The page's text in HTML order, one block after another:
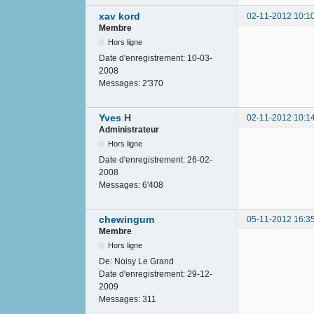
xav kord
02-11-2012
Membre
Hors ligne
Date d'enregistrement: 10-03-
2008
Messages: 2'370
Yves H
02-11-2012
Administrateur
Hors ligne
Date d'enregistrement: 26-02-
2008
Messages: 6'408
chewingum
05-11-2012
Membre
Hors ligne
De: Noisy Le Grand
Date d'enregistrement: 29-12-
2009
Messages: 311